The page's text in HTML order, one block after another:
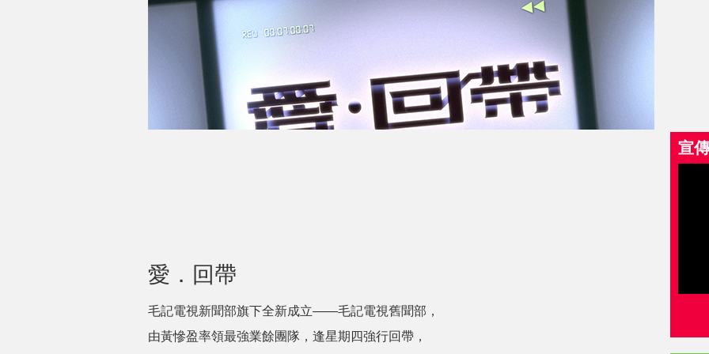
愛．回帶
毛記電視新聞部旗下全新成立——毛記電視舊聞部，
由黃慘盈率領最強業餘團隊，逢星期四強行回帶，
宣